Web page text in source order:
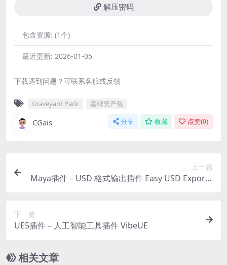
解压密码
包含资源: (1个)
最近更新: 2026-01-05
下载遇到问题？可联系客服或反馈
Graveyard Pack 墓碑资产包
CGais 分享 收藏 点赞(0)
上一篇
Maya插件 – USD 格式输出插件 Easy USD Exporte
下一篇
UE5插件 – 人工智能工具插件 VibeUE
相关文章